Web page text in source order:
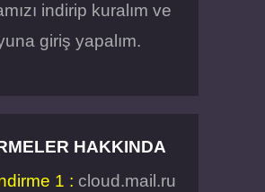
indirip kuralım ve
giriş yapalım.
HAKKINDA
1 : cloud.mail.ru